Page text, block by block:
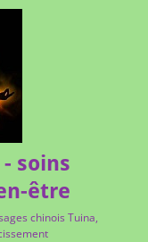
soins
être
chinois Tuina,